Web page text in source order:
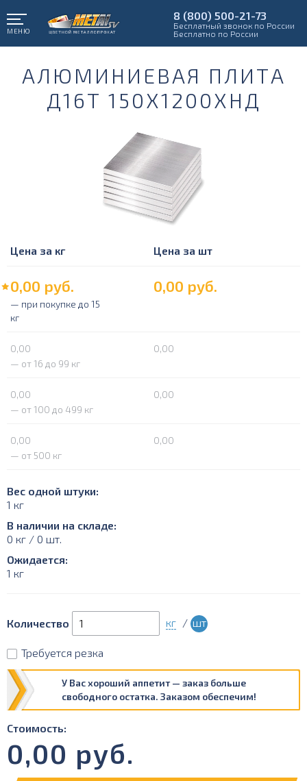
МЕНЮ
8 (800) 500-21-73
Бесплатный звонок по России
Бесплатно по России
АЛЮМИНИЕВАЯ ПЛИТА
Д16Т 150Х1200ХНД
Цена за кг Цена за шт
0,00 руб. 0,00 руб.
— при покупке до 15
кг
0,00
0,00
— от 16 до 99 кг
0,00
0,00
— от 100 до 499 кг
0,00
0,00
— от 500 кг
Вес одной штуки:
1 кг
В наличии на складе:
0 кг / 0 шт.
Ожидается:
1 кг
Количество кг / шт
Требуется резка
У Вас хороший аппетит — заказ больше
свободного остатка. Заказом обеспечим!
Стоимость:
0,00 руб.